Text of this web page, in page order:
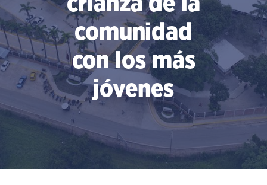
comunidad
con los más
jóvenes